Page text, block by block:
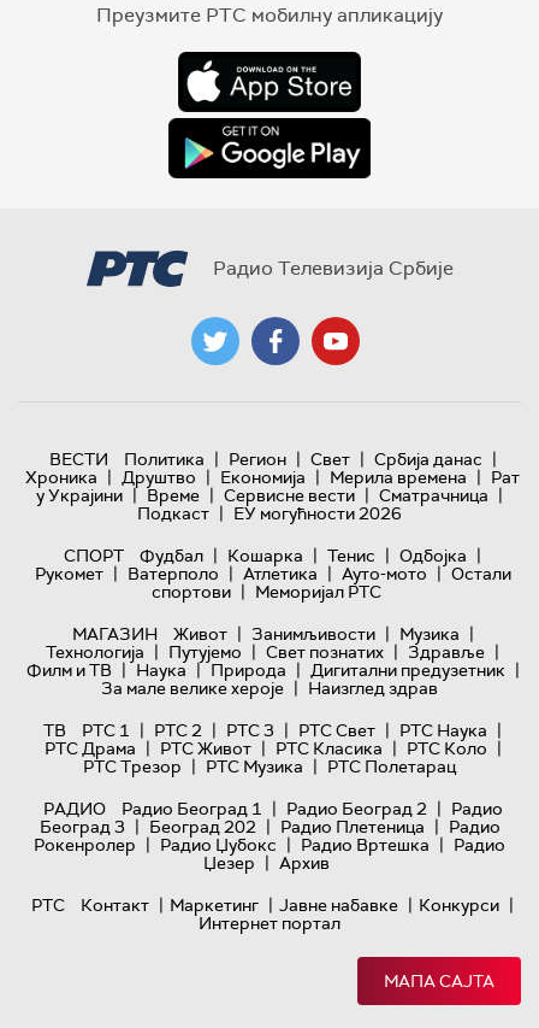
Преузмите РТС мобилну апликацију
Радио Телевизија Србије
ВЕСТИ Политика | Регион | Свет | Србија данас |
Хроника | Друштво | Економија | Мерила времена | Рат
у Украјини | Време | Сервисне вести | Сматрачница |
Подкаст | ЕУ могућности 2026
СПОРТ
Фудбал | Кошарка | Тенис | Одбојка |
Рукомет | Ватерполо | Атлетика | Ауто-мото | Остали
спортови | Меморијал РТС
МАГАЗИН
Живот | Занимљивости | Музика |
Технологијa | Путујемо | Свет познатих | Здравље |
Филм и ТВ | Наука | Природа | Дигитални предузетник |
За мале велике хероје | Наизглед здрав
ТВ
РТС 1 | РТС 2 | РТС 3 | РТС Свет | РТС Наука |
РТС Драма | РТС Живот | РТС Класика | РТС Коло |
РТС Трезор | РТС Музика | РТС Полетарац
РАДИО
Радио Београд 1 | Радио Београд 2 | Радио
Београд 3 | Београд 202 | Радио Плетеница | Радио
Рокенролер | Радио Џубокс | Радио Вртешка | Радио
Џезер | Архив
РТС
Контакт | Маркетинг | Јавне набавке | Конкурси |
Интернет портал
МАПА САЈТА